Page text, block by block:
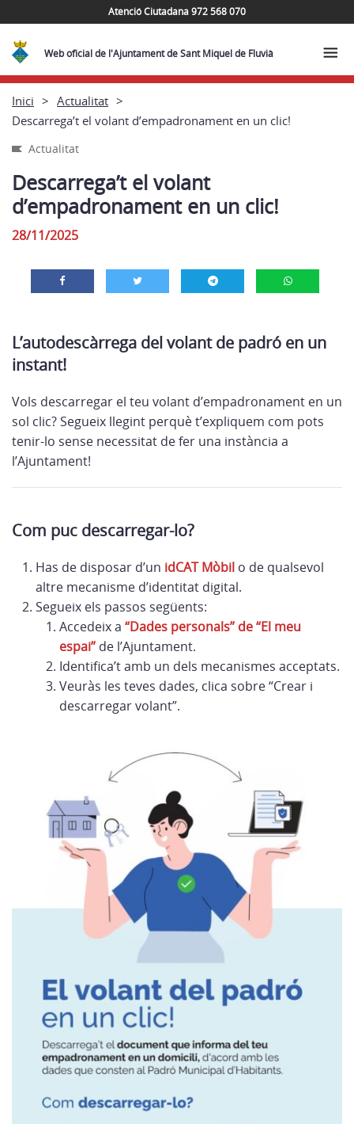
Atenció Ciutadana 972 568 070
Web oficial de l'Ajuntament de Sant Miquel de Fluvià
Inici
Actualitat
Descarrega’t el volant d’empadronament en un clic!
Actualitat
Descarrega’t el volant
d’empadronament en un clic!
28/11/2025
L’autodescàrrega del volant de padró en un
instant!
Vols descarregar el teu volant d’empadronament en un
sol clic? Segueix llegint perquè t’expliquem com pots
tenir-lo sense necessitat de fer una instància a
l’Ajuntament!
Com puc descarregar-lo?
Has de disposar d’un idCAT Mòbil o de qualsevol
altre mecanisme d’identitat digital.
Segueix els passos següents:
Accedeix a “Dades personals” de “El meu
espai” de l’Ajuntament.
Identifica’t amb un dels mecanismes acceptats.
Veuràs les teves dades, clica sobre “Crear i
descarregar volant”.